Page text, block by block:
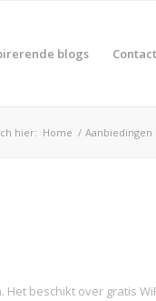
blogs Contact
hier: Home / Aanbiedingen
beschikt over gratis